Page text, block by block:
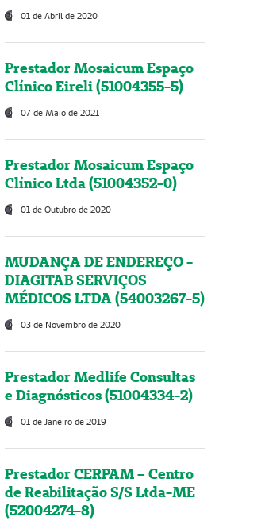
01 de Abril de 2020
Prestador Mosaicum Espaço
Clínico Eireli (51004355-5)
07 de Maio de 2021
Prestador Mosaicum Espaço
Clínico Ltda (51004352-0)
01 de Outubro de 2020
MUDANÇA DE ENDEREÇO -
DIAGITAB SERVIÇOS
MÉDICOS LTDA (54003267-5)
03 de Novembro de 2020
Prestador Medlife Consultas
e Diagnósticos (51004334-2)
01 de Janeiro de 2019
Prestador CERPAM – Centro
de Reabilitação S/S Ltda-ME
(52004274-8)